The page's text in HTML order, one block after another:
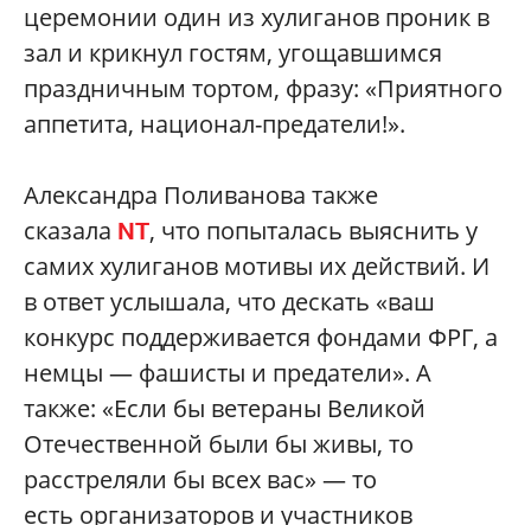
церемонии один из хулиганов проник в
зал и крикнул гостям, угощавшимся
праздничным тортом, фразу: «Приятного
аппетита, национал-предатели!».
Александра Поливанова также
сказала NT, что попыталась выяснить у
самих хулиганов мотивы их действий. И
в ответ услышала, что дескать «ваш
конкурс поддерживается фондами ФРГ, а
немцы — фашисты и предатели». А
также: «Если бы ветераны Великой
Отечественной были бы живы, то
расстреляли бы всех вас» — то
есть организаторов и участников